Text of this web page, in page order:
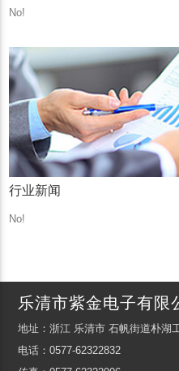
No!
行业新闻
No!
乐清市紫金电子有限
地址：浙江 乐清市 石帆街道朴湖
电话：0577-62322832